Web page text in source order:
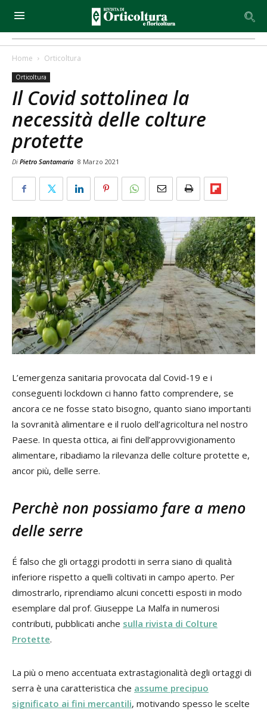
Home Orticoltura
Orticoltura
Il Covid sottolinea la
necessità delle colture
protette
Di Pietro Santamaria 8 Marzo 2021
L’emergenza sanitaria provocata dal Covid-19 e i
conseguenti lockdown ci hanno fatto comprendere, se
ancora ce ne fosse stato bisogno, quanto siano importanti
la sovranità alimentare e il ruolo dell’agricoltura nel nostro
Paese. In questa ottica, ai fini dell’approvvigionamento
alimentare, ribadiamo la rilevanza delle colture protette e,
ancor più, delle serre.
Perchè non possiamo fare a meno
delle serre
É falso che gli ortaggi prodotti in serra siano di qualità
inferiore rispetto a quelli coltivati in campo aperto. Per
dimostrarlo, riprendiamo alcuni concetti esposti in modo
esemplare dal prof. Giuseppe La Malfa in numerosi
contributi, pubblicati anche sulla rivista di Colture
Protette.
La più o meno accentuata extrastagionalità degli ortaggi di
serra è una caratteristica che assume precipuo
significato ai fini mercantili, motivando spesso le scelte